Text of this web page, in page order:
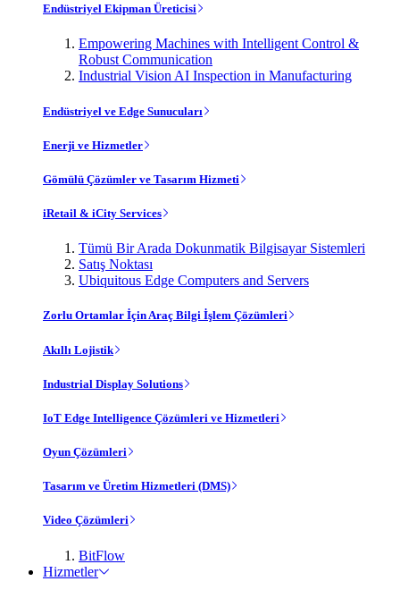
Endüstriyel Ekipman Üreticisi
Empowering Machines with Intelligent Control &
Robust Communication
Industrial Vision AI Inspection in Manufacturing
Endüstriyel ve Edge Sunucuları
Enerji ve Hizmetler
Gömülü Çözümler ve Tasarım Hizmeti
iRetail & iCity Services
Tümü Bir Arada Dokunmatik Bilgisayar Sistemleri
Satış Noktası
Ubiquitous Edge Computers and Servers
Zorlu Ortamlar İçin Araç Bilgi İşlem Çözümleri
Akıllı Lojistik
Industrial Display Solutions
IoT Edge Intelligence Çözümleri ve Hizmetleri
Oyun Çözümleri
Tasarım ve Üretim Hizmetleri (DMS)
Video Çözümleri
BitFlow
Hizmetler